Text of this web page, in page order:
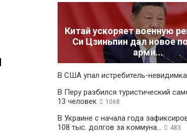
Китай ускоряет военную
Си Цзиньпин дал новое
арми...
В США упал истребитель-
В Перу разбился туристический
13 человек
1068
В Украине с начала года
108 тыс. долгов за коммуна...
483